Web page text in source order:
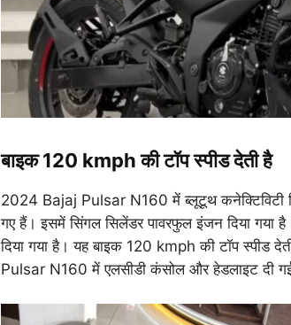
बाइक 120 kmph की टॉप स्पीड देती है
2024 Bajaj Pulsar N160 में ब्लूटूथ कनेक्टिविटी
गए हैं। इसमें सिंगल सिलेंडर पावरफुल इंजन दिया गया
दिया गया है। यह बाइक 120 kmph की टॉप
Pulsar N160 में एलसीडी कंसोल और हेडलाइट दी